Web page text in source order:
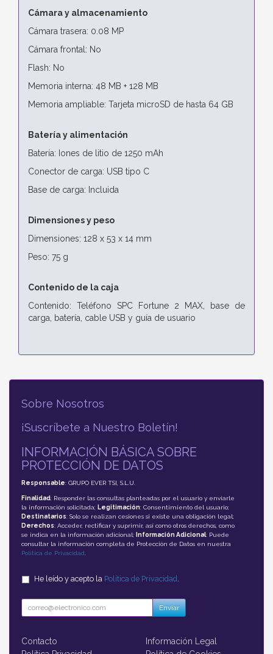
Cámara y almacenamiento
Cámara trasera: 0.08 MP
Cámara frontal: No
Flash: No
Memoria interna: 48 MB + 128 MB
Memoria ampliable: Tarjeta microSD de hasta 64 GB
Batería y alimentación
Batería: Iones de litio de 1250 mAh
Conector de carga: USB tipo C
Base de carga: Incluida
Dimensiones y peso
Dimensiones: 128 x 53 x 14 mm
Peso: 75 g
Contenido de la caja
Contenido: Teléfono SPC Fortune 2 MAX, base de
carga, batería, cable USB y guía de usuario
Sobre Nosotros
¡Suscríbete a Nuestro Boletín!
INFORMACIÓN BÁSICA SOBRE
PROTECCIÓN DE DATOS
Responsable: GRUPO EVER TSI, S.L.U.
Finalidad: Responder las consultas planteadas por el usuario y enviarle
la información solicitada; Legitimación: Consentimiento del usuario;
Destinatarios: Solo se realizan cesiones si existe una obligación legal;
Derechos: Acceder, rectificar y suprimir, así como otros derechos, como
se indica en la información adicional;
Información Adicional: Puede
consultar la información completa de Protección de Datos en nuestra
Política de Privacidad
He leído y acepto la Política de Privacidad
Enviar
Contacto
Información Legal